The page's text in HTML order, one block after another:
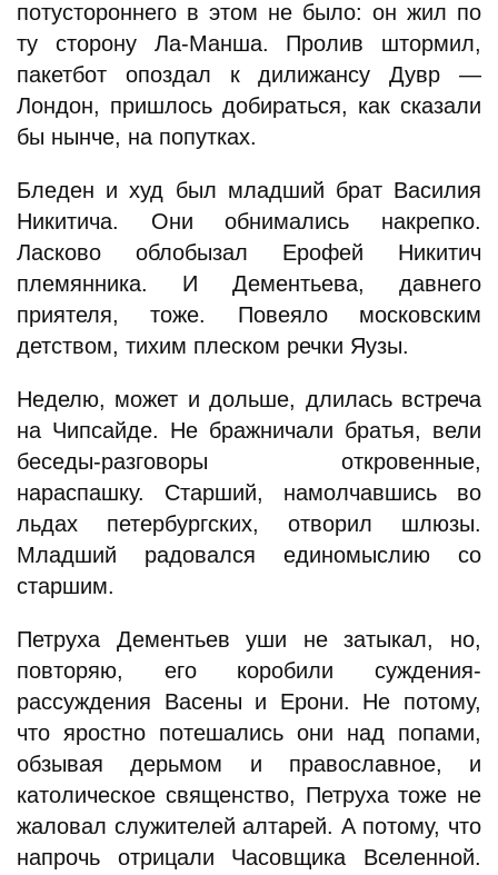
потустороннего в этом не было: он жил по
ту сторону Ла-Манша. Пролив штормил,
пакетбот опоздал к дилижансу Дувр —
Лондон, пришлось добираться, как сказали
бы нынче, на попутках.
Бледен и худ был младший брат Василия
Никитича. Они обнимались накрепко.
Ласково облобызал Ерофей Никитич
племянника. И Дементьева, давнего
приятеля, тоже. Повеяло московским
детством, тихим плеском речки Яузы.
Неделю, может и дольше, длилась встреча
на Чипсайде. Не бражничали братья, вели
беседы-разговоры откровенные,
нараспашку. Старший, намолчавшись во
льдах петербургских, отворил шлюзы.
Младший радовался единомыслию со
старшим.
Петруха Дементьев уши не затыкал, но,
повторяю, его коробили суждения-
рассуждения Васены и Ерони. Не потому,
что яростно потешались они над попами,
обзывая дерьмом и православное, и
католическое священство, Петруха тоже не
жаловал служителей алтарей. А потому, что
напрочь отрицали Часовщика Вселенной.